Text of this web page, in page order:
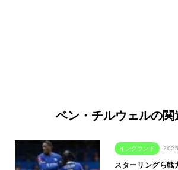
ベン・チルウェルの関
イングランド
スターリングら戦